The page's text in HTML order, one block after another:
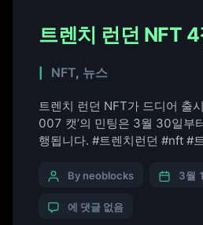
트렌치 런던 NFT 4
NFT, 뉴스
트렌치 런던 NFT가 드디어 출
007 캣’의 민팅은 3월 30일부
행됩니다. #트렌치런던 #nft #
By neoblocks 3월
에 댓글 없음